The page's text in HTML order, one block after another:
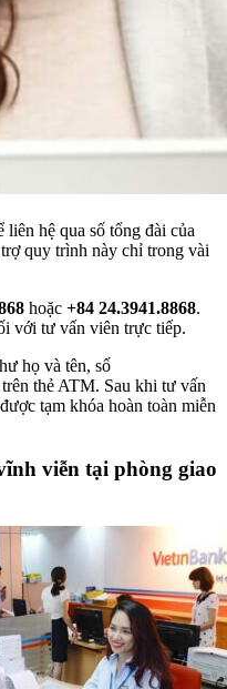
hệ qua số tổng đài của
quy trình này chỉ trong vài
hoặc +84 24.3941.8868.
với tư vấn viên trực tiếp.
họ và tên, số
thẻ ATM. Sau khi tư vấn
tạm khóa hoàn toàn miễn
viễn tại phòng giao